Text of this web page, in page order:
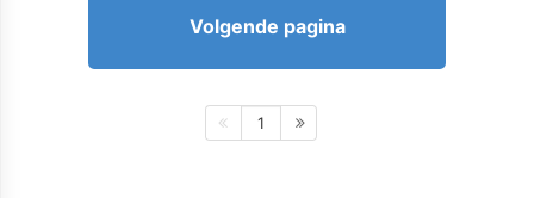
Volgende pagina
1